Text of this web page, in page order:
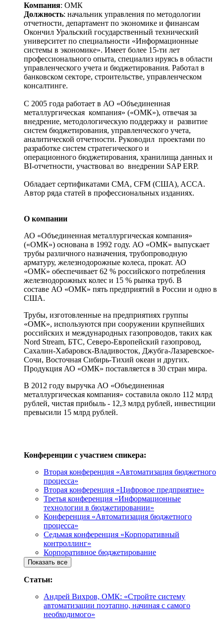
Компания: ОМК
Должность: начальник управления по методологии
отчетности, департамент по экономике и финансам
Окончил Уральский государственный технический
университет по специальности «Информационные
системы в экономике». Имеет более 15-ти лет
профессионального опыта, специализ ируясь в области
управленческого учета и бюджетирования. Работал в
банковском секторе, строительстве, управленческом
консалтинге.
C 2005 года работает в АО «Объединенная
металлургическая компания» («ОМК»), отвечая за
внедрение, методологическую поддержку и развитие
систем бюджетирования, управленческого учета,
аналитической отчетности. Руководил проектами по
разработке систем стратегического и
операционного бюджетирования, хранилища данных и
BI-отчетности, участвовал во внедрении SAP ERP.
Обладает сертификатами CMA, CFM (США), ACCA.
Автор ряда статей в профессиональных изданиях.
О компании
АО «Объединенная металлургическая компания»
(«ОМК») основана в 1992 году. АО «ОМК» выпускает
трубы различного назначения, трубопроводную
арматуру, железнодорожные колеса, прокат. АО
«ОМК» обеспечивает 62 % российского потребления
железнодорожных колес и 15 % рынка труб. В
составе АО «ОМК» пять предприятий в России и одно в
США.
Трубы, изготовленные на предприятиях группы
«ОМК», используются при сооружении крупнейших
российских и международных газопроводов, таких как
Nord Stream, БТС, Северо-Европейский газопровод,
Сахалин-Хабаровск-Владивосток, Джубга-Лазаревское-
Сочи, Восточная Сибирь-Тихий океан и других.
Продукция АО «ОМК» поставляется в 30 стран мира.
В 2012 году выручка АО «Объединенная
металлургическая компания» составила около 112 млрд
рублей, чистая прибыль - 12,3 млрд рублей, инвестиции
превысили 15 млрд рублей.
Конференции с участием спикера:
Вторая конференция «Автоматизация бюджетного
процесса»
Вторая конференция «Цифровое предприятие»
Третья конференция «Информационные
технологии в бюджетировании»
Конференция «Автоматизация бюджетного
процесса»
Седьмая конференция «Корпоративный
контроллинг»
Корпоративное бюджетирование
Показать все
Статьи:
Андрей Вихров, ОМК: «Стройте систему
автоматизации поэтапно, начиная с самого
необходимого»